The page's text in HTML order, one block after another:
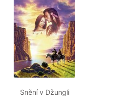
Snění v Džungli